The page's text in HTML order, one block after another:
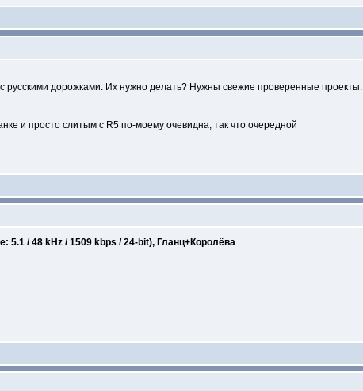
русскими дорожками. Их нужно делать? Нужны свежие проверенные проекты.
и просто слитым с R5 по-моему очевидна, так что очередной
5.1 / 48 kHz / 1509 kbps / 24-bit), Гланц+Королёва